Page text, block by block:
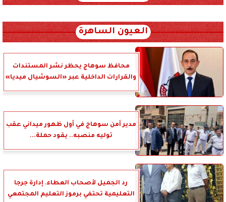
العيون الساهرة
محافظ سوهاج يحظر نشر المستندات
والقرارات الداخلية عبر «السوشيال ميديا»
مدير أمن سوهاج في أول ظهور ميداني عقب
توليه منصبه.. يقود حملة...
رد الجميل لأصحاب العطاء. إدارة جرجا
التعليمية تحتفي برموز التعليم المجتمعي